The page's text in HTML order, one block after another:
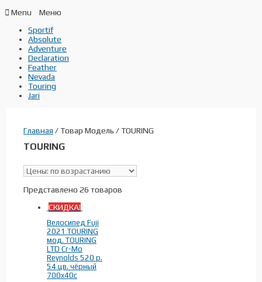
Menu
Sportif
Absolute
Adventure
Declaration
Feather
Nevada
Touring
Jari
Главная / Товар Модель / TOURING
TOURING
Скидки(26)
Представлено 26 товаров
СКИДКА!
Велосипед Fuji
2021 TOURING
мод. TOURING
LTD Cr-Mo
Reynolds 520 р.
54 цв. чёрный
700x40c